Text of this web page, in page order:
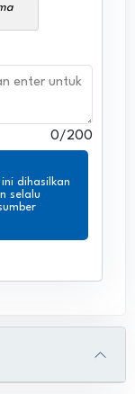
0/200
dihasilkan
selalu